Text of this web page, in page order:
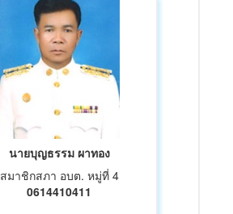
นายบุญธรรม ผาทอง
สมาชิกสภา อบต. หมู่ที่ 4
0614410411